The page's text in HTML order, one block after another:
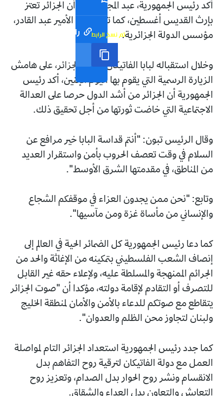
رابط مختصر تم نسخ الرابط
أكد رئيس الجمهورية، عبد المجيد تبون، أن الجزائر تعتز
بإرث القديس أغسطين، كما تعتز بإرث الأمير عبد القادر،
مؤسس الدولة الجزائرية.
وخلال استقباله لبابا الفاتيكان بجامع الجزائر، على هامش
الزيارة الرسمية التي يقوم بها اليوم الإثنين، أكد رئيس
الجمهورية أن الجزائر من أشد الدول حرصا على العدالة
الاجتماعية التي خاضت ثورتها من أجل تحقيق ذلك.
وقال الرئيس تبون: "أنتم قداسة البابا خير مرافع عن
السلام في وقت تعصف الحروب بأمن واستقرار العديد
من المناطق، في مقدمتها الشرق الأوسط".
وتابع: "نحن ممن يجدون العزاء في موقفكم الشجاع
والإنساني من مأساة غزة ومن مآسيها".
كما دعا رئيس الجمهورية كل الضمائر الحية في العالم إلى
إنصاف الشعب الفلسطيني بتمكينه من الإغاثة والحد من
الجرائم الممنهجة والمسلطة عليه، ولإعلاء حقه غير القابل
للتصرف أو التقادم لإقامة دولته، مؤكدا أن "صوت الجزائر
يتقاطع مع صوتكم للدعاء بالأمن والأمان لمنطقة الخليج
ولبنان لتجاوز محن الظلم والعدوان".
كما جدد رئيس الجمهورية استعداد الجزائر التام لمواصلة
العمل مع دولة الفاتيكان لترقية روح التفاهم بدل
الانقسام ونشر روح الحوار بدل الصدام، وتعزيز روح
التعايش والتعاون بدل العداء والشقاق.